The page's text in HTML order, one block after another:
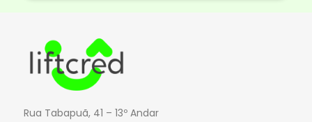
Rua Tabapuã, 41 – 13º Andar